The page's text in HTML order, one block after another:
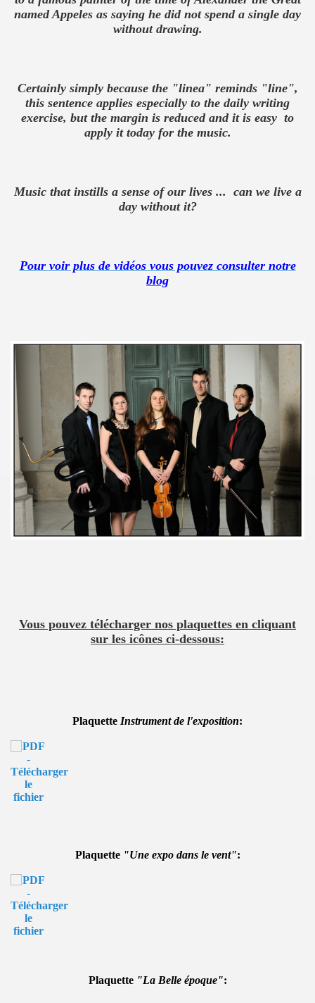
namedAppeles as saying he did not spend a single day
without drawing.
Certainly simply because the "linea" reminds "line",
this sentence applies especially to the daily writing
exercise, but the margin is reduced and it is easy to
applyit today for the music.
Music that instills a sense of our lives ... can we live a
day without it?
Pour voir plus de vidéos vous pouvez consulter notre
blog
Vous pouvez télécharger nos plaquettes en cliquant
sur les icônes ci-dessous:
Plaquette Instrument de l'exposition:
Plaquette "Une expo dans le vent":
Plaquette "La Belle époque":